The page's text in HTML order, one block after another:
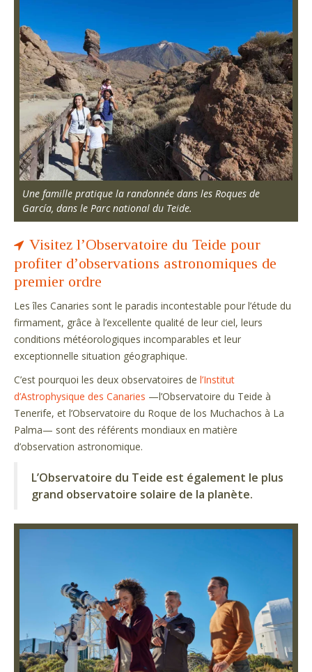
Une famille pratique la randonnée dans les Roques de
García, dans le Parc national du Teide.
Visitez l’Observatoire du Teide pour
profiter d’observations astronomiques de
premier ordre
Les îles Canaries sont le paradis incontestable pour l’étude du
firmament, grâce à l’excellente qualité de leur ciel, leurs
conditions météorologiques incomparables et leur
exceptionnelle situation géographique.
C’est pourquoi les deux observatoires de l’Institut
d’Astrophysique des Canaries —l’Observatoire du Teide à
Tenerife, et l’Observatoire du Roque de los Muchachos à La
Palma— sont des référents mondiaux en matière
d’observation astronomique.
L’Observatoire du Teide est également le plus
grand observatoire solaire de la planète.